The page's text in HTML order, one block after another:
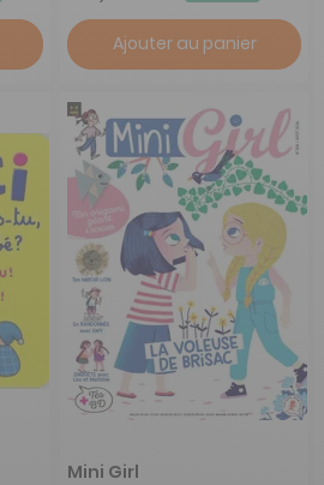
Ajouter au panier
Mini Girl